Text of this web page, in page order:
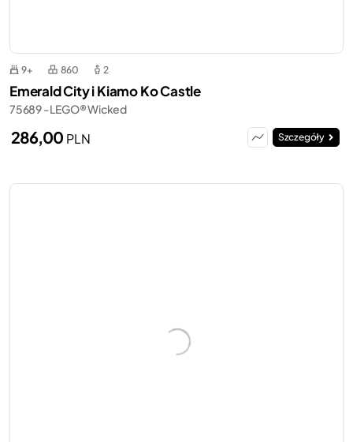
9+ 860 2
Emerald City i Kiamo Ko Castle
75689 - LEGO® Wicked
286,00 PLN Szczegóły